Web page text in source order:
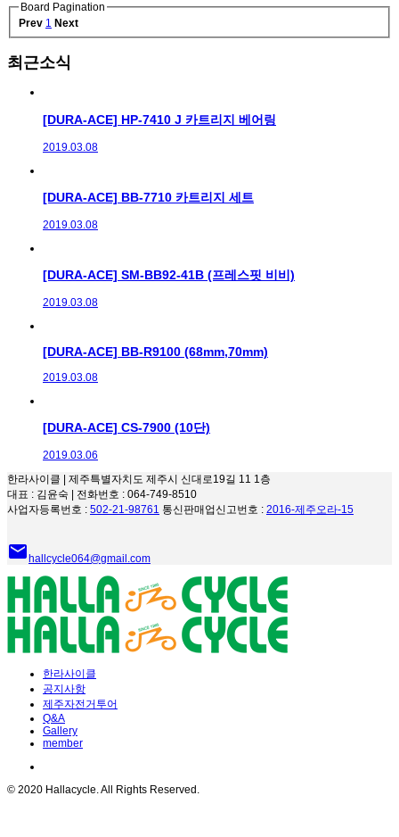
Board Pagination
Prev 1 Next
최근소식
[DURA-ACE] HP-7410 J 카트리지 베어링
2019.03.08
[DURA-ACE] BB-7710 카트리지 세트
2019.03.08
[DURA-ACE] SM-BB92-41B (프레스핏 비비)
2019.03.08
[DURA-ACE] BB-R9100 (68mm,70mm)
2019.03.08
[DURA-ACE] CS-7900 (10단)
2019.03.06
한라사이클 | 제주특별자치도 제주시 신대로19길 11 1층
대표 : 김윤숙 | 전화번호 : 064-749-8510
사업자등록번호 : 502-21-98761 통신판매업신고번호 : 2016-제주오라-15
emailhallcycle064@gmail.com
한라사이클
공지사항
제주자전거투어
Q&A
Gallery
member
© 2020 Hallacycle. All Rights Reserved.